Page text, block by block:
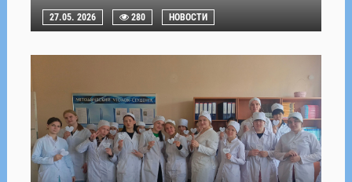
27.05. 2026 280 НОВОСТИ